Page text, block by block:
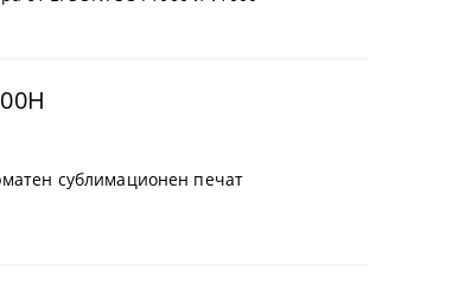
сублимационен печат